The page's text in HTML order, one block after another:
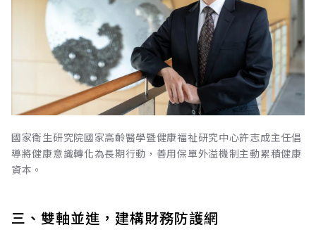
國家衛生研究院國家高齡醫學暨健康福祉研究中心許志成主任倡
導將健康意識轉化為長期行動，善用保單外溢機制主動累積健康
資本。
三、雙軸並進，建構財務防護網